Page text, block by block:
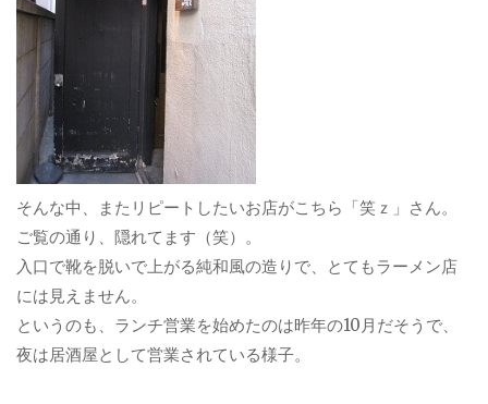
そんな中、またリピートしたいお店がこちら「笑ｚ」さん。
ご覧の通り、隠れてます（笑）。
入口で靴を脱いで上がる純和風の造りで、とてもラーメン店
には見えません。
というのも、ランチ営業を始めたのは昨年の10月だそうで、
夜は居酒屋として営業されている様子。